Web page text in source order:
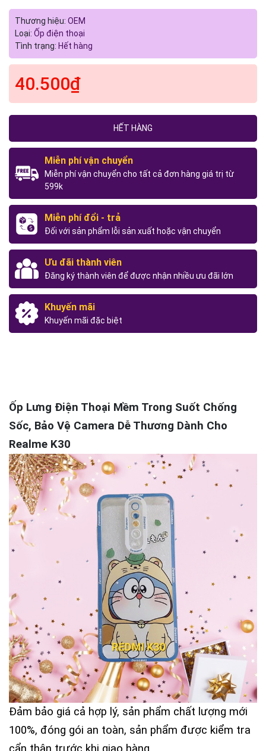
Thương hiệu: OEM
Loại: Ốp điện thoại
Tình trạng: Hết hàng
40.500₫
HẾT HÀNG
Miễn phí vận chuyển
Miễn phí vận chuyển cho tất cả đơn hàng giá trị từ
599k
Miễn phí đổi - trả
Đối với sản phẩm lỗi sản xuất hoặc vận chuyển
Ưu đãi thành viên
Đăng ký thành viên để được nhận nhiều ưu đãi lớn
Khuyến mãi
Khuyến mãi đặc biệt
Ốp Lưng Điện Thoại Mềm Trong Suốt Chống
Sốc, Bảo Vệ Camera Dễ Thương Dành Cho
Realme K30
Đảm bảo giá cả hợp lý, sản phẩm chất lượng mới
100%, đóng gói an toàn, sản phẩm được kiểm tra